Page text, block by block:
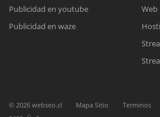
Complete el formulario y nos
para enviarnos un correo electrónico
Publicidad en youtube
Publicidad en waze
Web
© 2026 webseo.cl Mapa Sitio Terminos